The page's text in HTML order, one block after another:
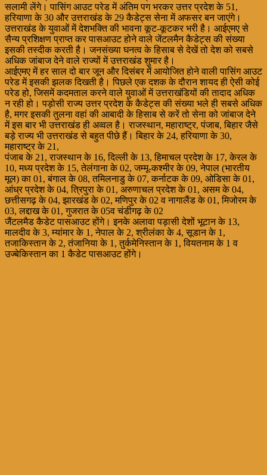
सलामी लेंगे। पासिंग आउट परेड में अंतिम पग भरकर उत्तर प्रदेश के 51,
हरियाणा के 30 और उत्तराखंड के 29 कैडेट्स सेना में अफसर बन जाएंगे।
उत्तराखंड के युवाओं में देशभक्ति की भावना कूट-कूटकर भरी है। आईएमए से
सैन्य प्रशिक्षण प्राप्त कर पासआउट होने वाले जेंटलमैन कैडेट्स की संख्या
इसकी तस्दीक करती है। जनसंख्या घनत्व के हिसाब से देखें तो देश को सबसे
अधिक जांबाज देने वाले राज्यों में उत्तराखंड शुमार है।
आईएमए में हर साल दो बार जून और दिसंबर में आयोजित होने वाली पासिंग आउट
परेड में इसकी झलक दिखती है। पिछले एक दशक के दौरान शायद ही ऐसी कोई
परेड हो, जिसमें कदमताल करने वाले युवाओं में उत्तराखंडियों की तादाद अधिक
न रही हो। पड़ोसी राज्य उत्तर प्रदेश के कैडेट्स की संख्या भले ही सबसे अधिक
है, मगर इसकी तुलना वहां की आबादी के हिसाब से करें तो सेना को जांबाज देने
में इस बार भी उत्तराखंड ही अव्वल है। राजस्थान, महाराष्ट्र, पंजाब, बिहार जैसे
बड़े राज्य भी उत्तराखंड से बहुत पीछे हैं। बिहार के 24, हरियाणा के 30,
महाराष्ट्र के 21,
पंजाब के 21, राजस्थान के 16, दिल्ली के 13, हिमाचल प्रदेश के 17, केरल के
10, मध्य प्रदेश के 15, तेलंगाना के 02, जम्मू-कश्मीर के 09, नेपाल (भारतीय
मूल) का 01, बंगाल के 08, तमिलनाडु के 07, कर्नाटक के 09, ओडिसा के 01,
आंध्र प्रदेश के 04, त्रिपुरा के 01, अरुणाचल प्रदेश के 01, असम के 04,
छत्तीसगढ़ के 04, झारखंड के 02, मणिपुर के 02 व नागालैंड के 01, मिजोरम के
03, लद्दाख के 01, गुजरात के 05व चंडीगढ़ के 02
जैंटलमैड कैडेट पासआउट होंगे। इनके अलावा पड़ासी देशों भूटान के 13,
मालदीव के 3, म्यांमार के 1, नेपाल के 2, श्रीलंका के 4, सूडान के 1,
तजाकिस्तान के 2, तंजानिया के 1, तुर्कमेनिस्तान के 1, वियतनाम के 1 व
उज्बेकिस्तान का 1 कैडेट पासआउट होंगे।